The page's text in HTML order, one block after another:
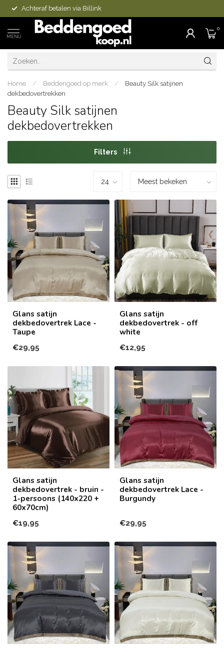
Achteraf betalen via Billink
MENU
0
Home / Beddengoed op merk /
Beauty Silk satijnen
dekbedovertrekken
Beauty Silk satijnen
dekbedovertrekken
Filters
Glans satijn
dekbedovertrek Lace -
Taupe
€29,95
Glans satijn
dekbedovertrek - off
white
€12,95
Glans satijn
dekbedovertrek - bruin -
1-persoons (140x220 +
60x70cm)
€19,95
Glans satijn
dekbedovertrek Lace -
Burgundy
€29,95